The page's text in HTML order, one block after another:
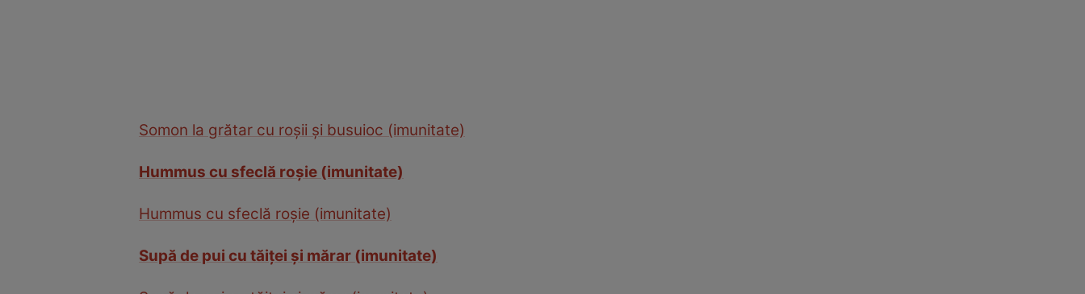
Somon la grătar cu roşii şi busuioc (imunitate)
Hummus cu sfeclă roşie (imunitate)
Hummus cu sfeclă roşie (imunitate)
Supă de pui cu tăiţei şi mărar (imunitate)